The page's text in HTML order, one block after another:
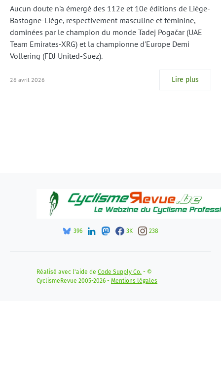
Aucun doute n'a émergé des 112e et 10e éditions de Liège-
Bastogne-Liège, respectivement masculine et féminine,
dominées par le champion du monde Tadej Pogačar (UAE
Team Emirates-XRG) et la championne d'Europe Demi
Vollering (FDJ United-Suez).
26 avril 2026 Lire plus
396 3K 238
Réalisé avec l'aide de Code Supply Co. - ©
CyclismeRevue 2005-2026 - Mentions légales